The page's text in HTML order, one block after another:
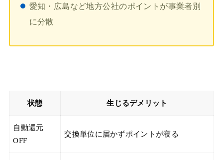
愛知・広島など地方公社のポイントが事業者別
に分散
状態 生じるデメリット
自動還元
OFF
交換単位に届かずポイントが寝る